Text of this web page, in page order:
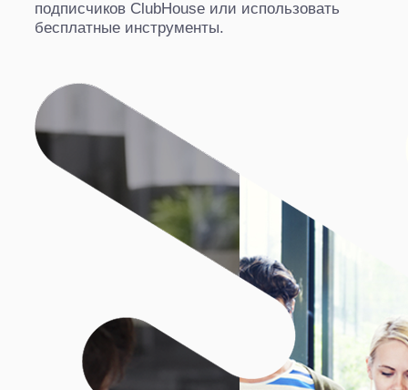
подписчиков ClubHouse или использовать
бесплатные инструменты.